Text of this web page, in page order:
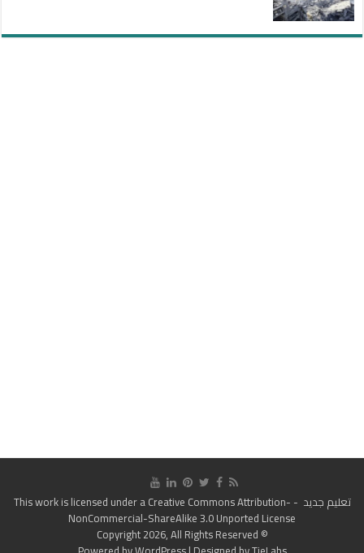
تعليم جديد - This work is licensed under a
Creative Commons Attribution-
NonCommercial-ShareAlike 3.0 Unported License
© Copyright 2026, All Rights Reserved